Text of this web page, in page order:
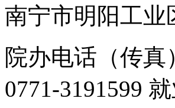
南宁市明阳工业
院办电话（传真
0771-3191599